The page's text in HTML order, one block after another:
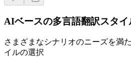
AIベースの多言語翻訳スタイ
さまざまなシナリオのニーズを満
イルの選択